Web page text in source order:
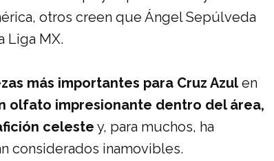
otros creen que Ángel Sepúlveda
Liga MX.
más importantes para Cruz Azulen
olfato impresionante dentro del área,
celeste y, para muchos, ha
considerados inamovibles.